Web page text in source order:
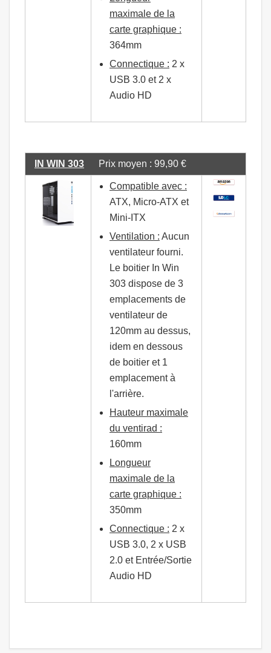
maximale de la
carte graphique :
364mm
Connectique : 2 x
USB 3.0 et 2 x
Audio HD
IN WIN 303 Prix moyen : 99,90 €
Compatible avec :
ATX, Micro-ATX et
Mini-ITX
Ventilation : Aucun
ventilateur fourni.
Le boitier In Win
303 dispose de 3
emplacements de
ventilateur de
120mm au dessus,
idem en dessous
de boitier et 1
emplacement à
l'arrière.
Hauteur maximale
du ventirad :
160mm
Longueur
maximale de la
carte graphique :
350mm
Connectique : 2 x
USB 3.0, 2 x USB
2.0 et Entrée/Sortie
Audio HD